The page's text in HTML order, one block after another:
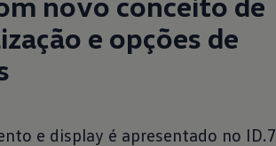
e opções de
e display é apresentado no